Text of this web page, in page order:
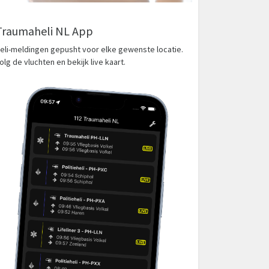
NL App
meldingen gepusht voor elke gewenste locatie.
de vluchten en bekijk live kaart.